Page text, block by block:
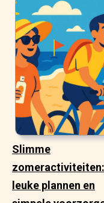
Slimme
zomeractiviteiten:
leuke plannen en